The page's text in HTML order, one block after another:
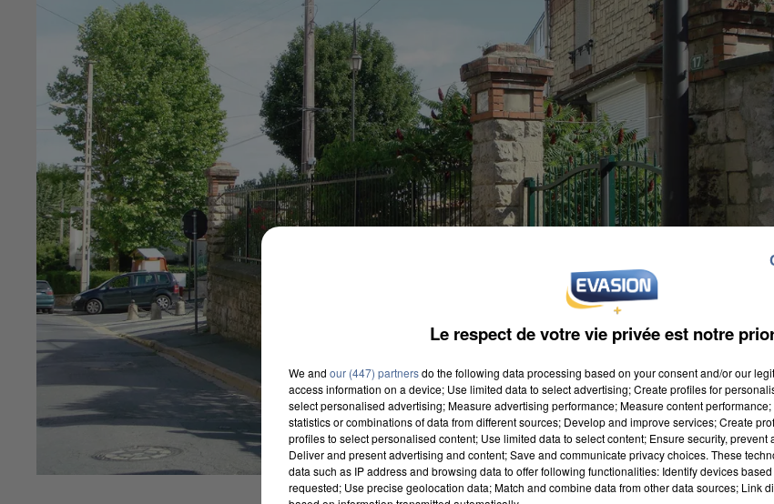
Le respect de votre vie privée est notre
We and our (447) partnersdo the following data processing based on your consent and/or our
access information on a device; Use limited data to select advertising; Create profiles for
select personalised advertising; Measure advertising performance; Measure content
statistics or combinations of data from different sources; Develop and improve services; Create
profiles to select personalised content; Use limited data to select content; Ensure security, prevent
Deliver and present advertising and content; Save and communicate privacy choices. These
data such as IP address and browsing data to offer following functionalities: Identify devices
requested; Use precise geolocation data; Match and combine data from other data sources; Link